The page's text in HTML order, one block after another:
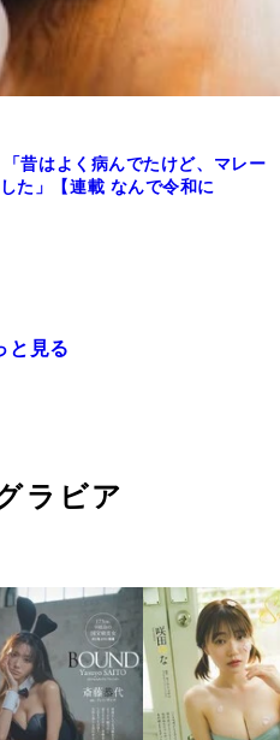
昔はよく病んでたけど、マレー
た」【連載 なんで令和に
と見る
ラビア